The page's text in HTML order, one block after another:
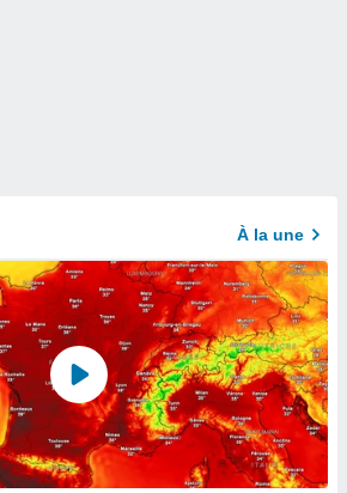
À la une